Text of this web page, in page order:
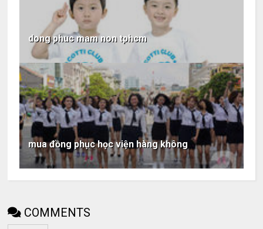
dong phuc mam non tphcm
mua đồng phục học viện hàng không
COMMENTS